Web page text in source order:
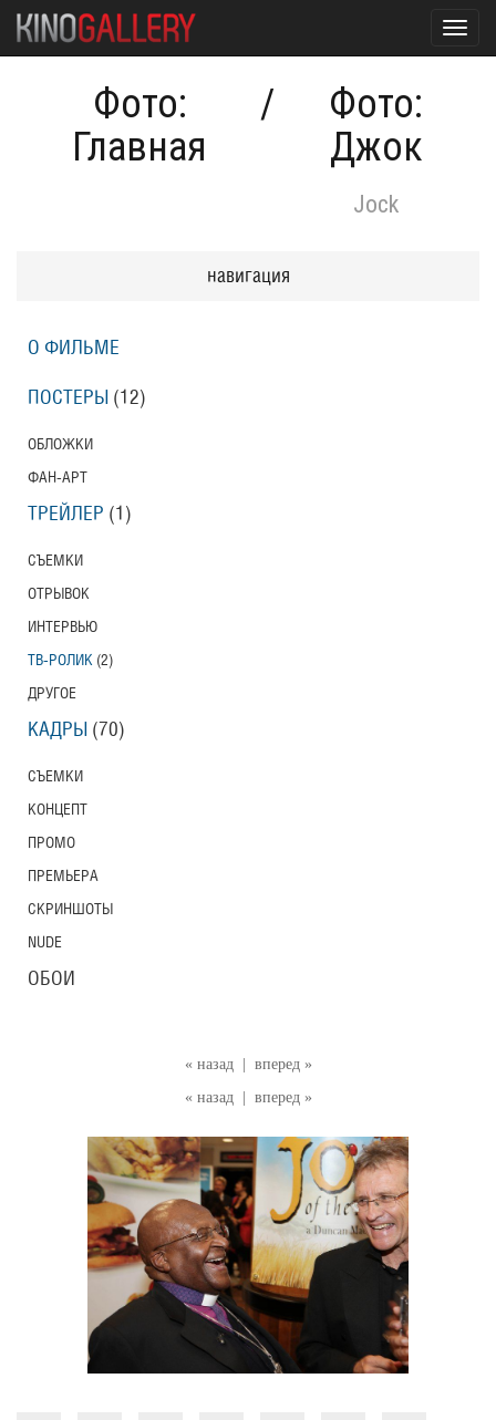
Фото:
Главная
/
Фото:
Джок
Jock
« назад
вперед »
« назад
вперед »
навигация
О ФИЛЬМЕ
ПОСТЕРЫ (12)
ОБЛОЖКИ
ФАН-АРТ
ТРЕЙЛЕР (1)
СЪЕМКИ
ОТРЫВОК
ИНТЕРВЬЮ
ТВ-РОЛИК (2)
ДРУГОЕ
КАДРЫ (70)
СЪЕМКИ
КОНЦЕПТ
ПРОМО
ПРЕМЬЕРА
СКРИНШОТЫ
NUDE
ОБОИ